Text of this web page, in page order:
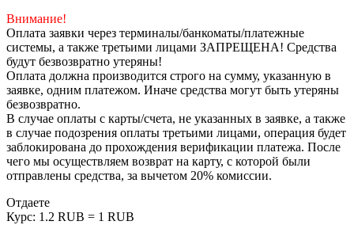
Внимание!
Оплата заявки через терминалы/банкоматы/платежные
системы, а также третьими лицами ЗАПРЕЩЕНА! Средства
будут безвозвратно утеряны!
Оплата должна производится строго на сумму, указанную в
заявке, одним платежом. Иначе средства могут быть утеряны
безвозвратно.
В случае оплаты с карты/счета, не указанных в заявке, а также
в случае подозрения оплаты третьими лицами, операция будет
заблокирована до прохождения верификации платежа. После
чего мы осуществляем возврат на карту, с которой были
отправлены средства, за вычетом 20% комиссии.
Отдаете
Курс: 1.2 RUB = 1 RUB